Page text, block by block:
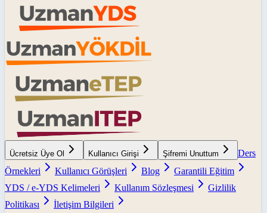
Ücretsiz Üye Ol Kullanıcı Girişi Şifremi Unuttum
Ders
Örnekleri
Kullanıcı Görüşleri Blog
Garantili Eğitim
YDS / e-YDS Kelimeleri
Kullanım Sözleşmesi
Gizlilik
Politikası
İletişim Bilgileri